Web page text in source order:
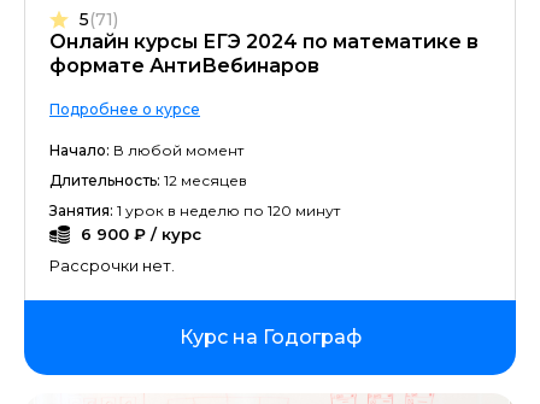
Онлайн курсы ЕГЭ 2024 по математике в
формате АнтиВебинаров
5(71)
Подробнее о курсе
Начало: В любой момент
Длительность: 12 месяцев
Занятия: 1 урок в неделю по 120 минут
6 900 ₽ / курс
Рассрочки нет.
Курс на Годограф